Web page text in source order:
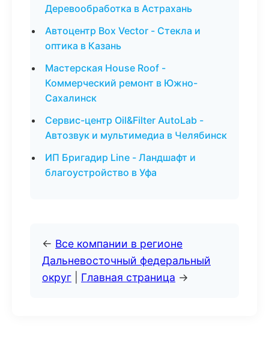
Деревообработка в Астрахань
Автоцентр Box Vector - Стекла и
оптика в Казань
Мастерская House Roof -
Коммерческий ремонт в Южно-
Сахалинск
Сервис-центр Oil&Filter AutoLab -
Автозвук и мультимедиа в Челябинск
ИП Бригадир Line - Ландшафт и
благоустройство в Уфа
← Все компании в регионе
Дальневосточный федеральный
округ
Главная страница →